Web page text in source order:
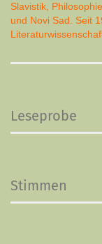
Slavistik,
und Novi Sad. Seit
Leseprobe
Stimmen